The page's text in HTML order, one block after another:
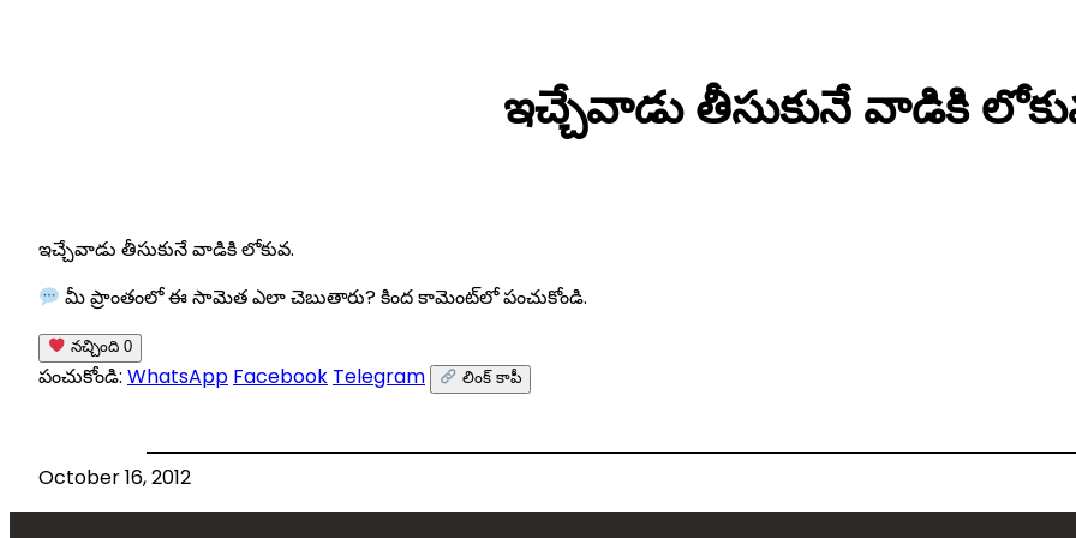
ఇచ్చేవాడు తీసుకునే వాడికి
ఇచ్చేవాడు తీసుకునే వాడికి లోకువ.
మీ ప్రాంతంలో ఈ సామెత ఎలా చెబుతారు? కింద కామెంట్‌లో పంచుకోండి.
నచ్చింది 0
పంచుకోండి: WhatsApp Facebook Telegram లింక్ కాపీ
October 16, 2012